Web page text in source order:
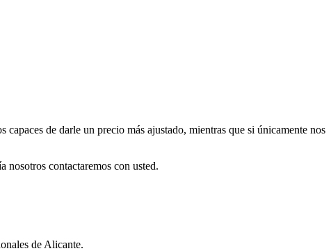
de darle un precio más ajustado, mientras que si únicamente nos
nosotros contactaremos con usted.
de Alicante.